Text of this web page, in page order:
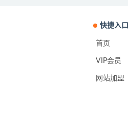
快捷入口
首页
VIP会员
网站加盟